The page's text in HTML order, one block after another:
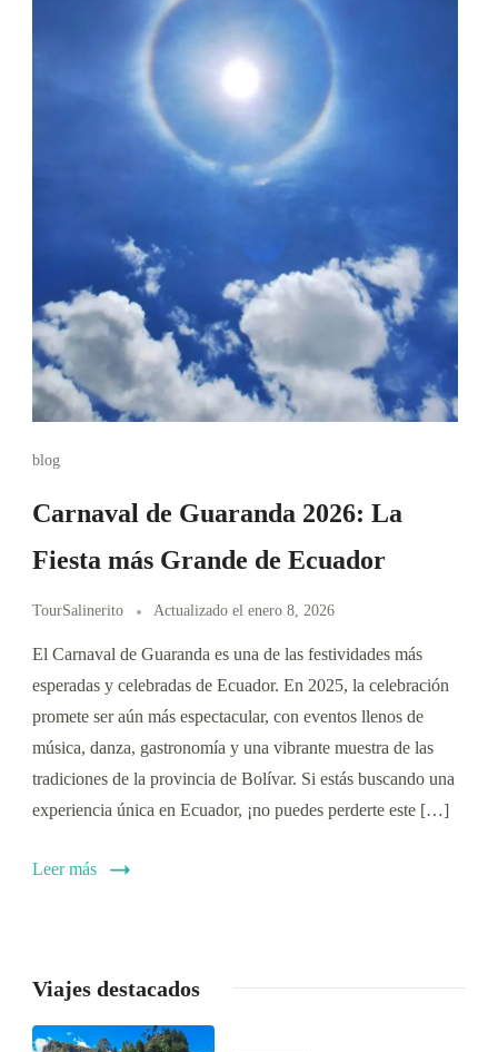
blog
Carnaval de Guaranda 2026: La
Fiesta más Grande de Ecuador
TourSalinerito Actualizado el enero 8, 2026
El Carnaval de Guaranda es una de las festividades más
esperadas y celebradas de Ecuador. En 2025, la celebración
promete ser aún más espectacular, con eventos llenos de
música, danza, gastronomía y una vibrante muestra de las
tradiciones de la provincia de Bolívar. Si estás buscando una
experiencia única en Ecuador, ¡no puedes perderte este […]
Leer más
Viajes destacados